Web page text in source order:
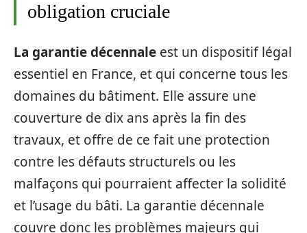
obligation cruciale
La garantie décennale est un dispositif légal
essentiel en France, et qui concerne tous les
domaines du bâtiment. Elle assure une
couverture de dix ans après la fin des
travaux, et offre de ce fait une protection
contre les défauts structurels ou les
malfaçons qui pourraient affecter la solidité
et l’usage du bâti. La garantie décennale
couvre donc les problèmes majeurs qui